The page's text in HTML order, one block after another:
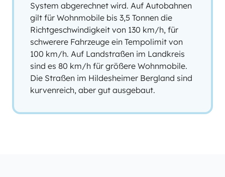
System abgerechnet wird. Auf Autobahnen
gilt für Wohnmobile bis 3,5 Tonnen die
Richtgeschwindigkeit von 130 km/h, für
schwerere Fahrzeuge ein Tempolimit von
100 km/h. Auf Landstraßen im Landkreis
sind es 80 km/h für größere Wohnmobile.
Die Straßen im Hildesheimer Bergland sind
kurvenreich, aber gut ausgebaut.